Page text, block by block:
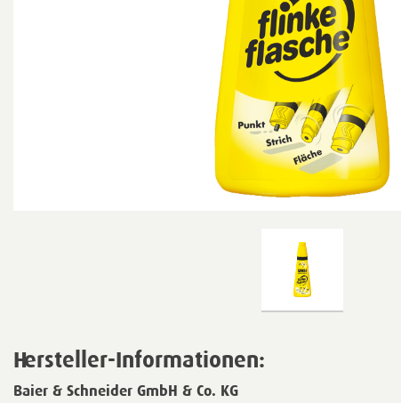
Hersteller-Informationen:
Baier & Schneider GmbH & Co. KG